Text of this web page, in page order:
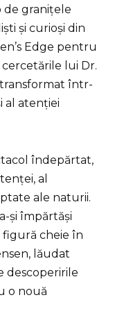
de granițele
și curioși din
Edge pentru
lui Dr.
transformat într-
al atenției
îndepărtat,
al
ale naturii.
și împărtăși
figură cheie în
lăudat
descoperirile
o nouă